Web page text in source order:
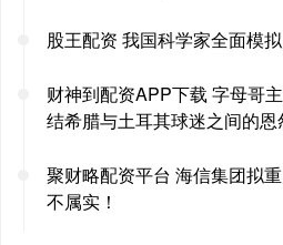
股王配资 我国科学家全面模
财神到配资APP下载 字母哥
结希腊与土耳其球迷之间的恩
聚财略配资平台 海信集团拟
不属实！